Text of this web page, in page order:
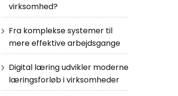
virksomhed?
Fra komplekse systemer til
mere effektive arbejdsgange
Digital læring udvikler moderne
læringsforløb i virksomheder